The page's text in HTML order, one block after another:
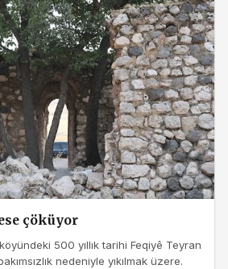
çöküyor
500 yıllık tarihi Feqiyê Teyran
nedeniyle yıkılmak üzere.